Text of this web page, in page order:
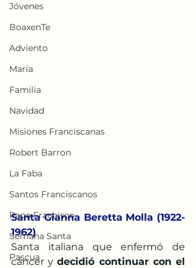
Jóvenes
BoaxenTe
Adviento
María
Familia
Navidad
Misiones Franciscanas
Robert Barron
La Faba
Santos Franciscanos
Papa Francisco
Semana Santa
Pascua
Santa Gianna Beretta Molla (1922-
1962)
Santa italiana que enfermó de
cáncer y decidió continuar con el